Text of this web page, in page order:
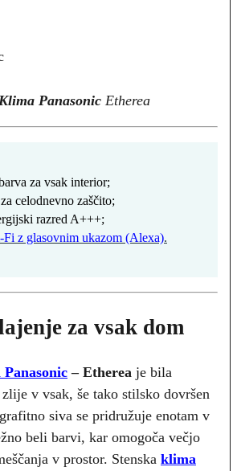
Panasonic Etherea
za vsak interior;
celodnevno zaščito;
razred A+++;
Fi z glasovnim ukazom (Alexa).
za vsak dom
– Etherea je bila
v vsak, še tako stilsko dovršen
siva se pridružuje enotam v
beli barvi, kar omogoča večjo
v prostor. Stenska klima